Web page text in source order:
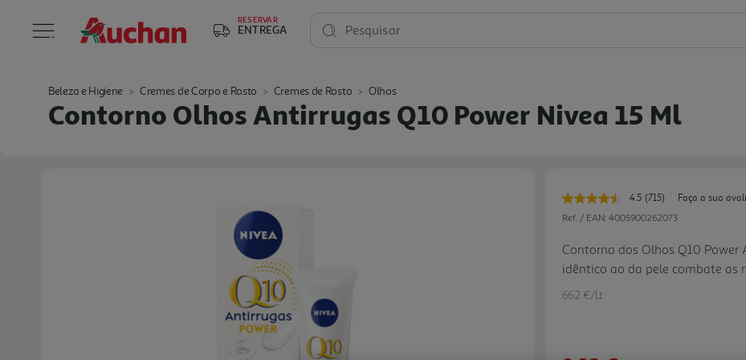
RESERVAR
ENTREGA Pesquisar
Beleza e Higiene Cremes de Corpo e Rosto Cremes de Rosto Olhos
Contorno Olhos Antirrugas Q10 Power Nivea 15 Ml
4.5 Leu
715
Link
para
a
(715)
Faça a sua
Ref. / EAN: 4005900262073
Contorno dos Olhos Q10
idêntico ao da pele combate as
Contorno de Olhos Q10
662 €/Lt